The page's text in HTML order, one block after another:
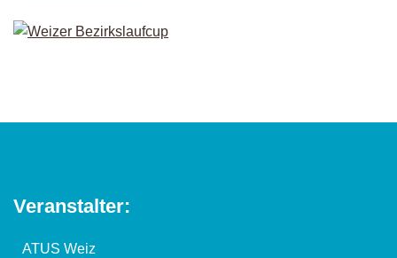
Veranstalter:
ATUS Weiz